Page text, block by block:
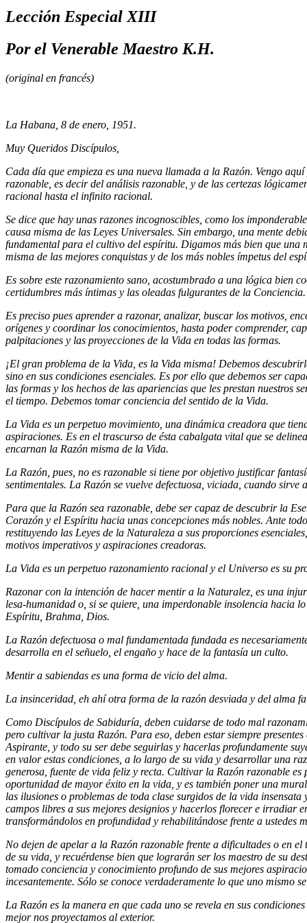
Lección Especial XIII
Por el Venerable Maestro K.H.
(original en francés)
La Habana, 8 de enero, 1951.
Muy Queridos Discípulos,
Cada día que empieza es una nueva llamada a la Razón. Vengo
razonable, es decir del análisis razonable, y de las certezas
racional hasta el infinito racional.
Se dice que hay unas razones incognoscibles, como los
causa misma de las Leyes Universales. Sin embargo, una mente
fundamental para el cultivo del espíritu. Digamos más bien que una
misma de las mejores conquistas y de los más nobles ímpetus del
Es sobre este razonamiento sano, acostumbrado a una lógica bien
certidumbres más íntimas y las oleadas fulgurantes de la Conciencia.
Es preciso pues aprender a razonar, analizar, buscar los motivos,
orígenes y coordinar los conocimientos, hasta poder comprender,
palpitaciones y las proyecciones de la Vida en todas las formas.
¡El gran problema de la Vida, es la Vida misma! Debemos
sino en sus condiciones esenciales. Es por ello que debemos ser
las formas y los hechos de las apariencias que les prestan nuestros
el tiempo. Debemos tomar conciencia del sentido de la Vida.
La Vida es un perpetuo movimiento, una dinámica creadora que
aspiraciones. Es en el trascurso de ésta cabalgata vital que se
encarnan la Razón misma de la Vida.
La Razón, pues, no es razonable si tiene por objetivo justificar
sentimentales. La Razón se vuelve defectuosa, viciada, cuando sirve
Para que la Razón sea razonable, debe ser capaz de descubrir la
Corazón y el Espíritu hacia unas concepciones más nobles. Ante
restituyendo las Leyes de la Naturaleza a sus proporciones
motivos imperativos y aspiraciones creadoras.
La Vida es un perpetuo razonamiento racional y el Universo es su
Razonar con la intención de hacer mentir a la Naturalez, es una
lesa-humanidad o, si se quiere, una imperdonable insolencia hacia
Espíritu, Brahma, Dios.
La Razón defectuosa o mal fundamentada fundada es
desarrolla en el señuelo, el engaño y hace de la fantasía un culto.
Mentir a sabiendas es una forma de vicio del alma.
La insinceridad, eh ahí otra forma de la razón desviada y del alma
Como Discípulos de Sabiduría, deben cuidarse de todo mal
pero cultivar la justa Razón. Para eso, deben estar siempre
Aspirante, y todo su ser debe seguirlas y hacerlas profundamente
en valor estas condiciones, a lo largo de su vida y desarrollar una
generosa, fuente de vida feliz y recta. Cultivar la Razón razonable es
oportunidad de mayor éxito en la vida, y es también poner una
las ilusiones o problemas de toda clase surgidos de la vida
campos libres a sus mejores designios y hacerlos florecer e irradiar
transformándolos en profundidad y rehabilitándose frente a ustedes
No dejen de apelar a la Razón razonable frente a dificultades o en el
de su vida, y recuérdense bien que lograrán ser los maestro de su
tomado conciencia y conocimiento profundo de sus mejores
incesantemente. Sólo se conoce verdaderamente lo que uno mismo
La Razón es la manera en que cada uno se revela en sus
mejor nos proyectamos al exterior.